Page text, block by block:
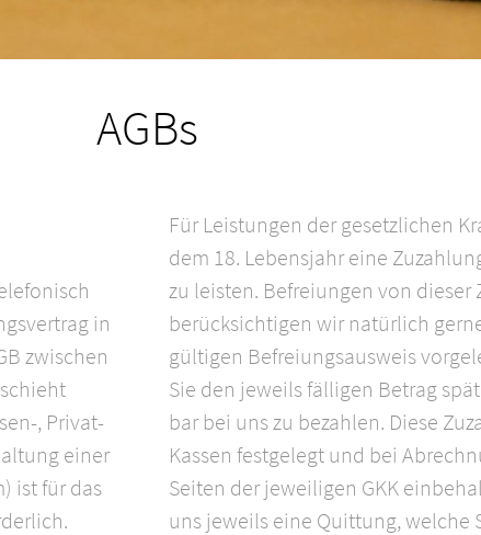
AGBs
in
zwischen
, Privat-
einer
ist für das
Für Leistungen der gesetzlichen
dem 18. Lebensjahr eine
zu leisten. Befreiungen von dieser
berücksichtigen wir natürlich
gültigen Befreiungsausweis
Sie den jeweils fälligen Betrag
bar bei uns zu bezahlen. Diese
Kassen festgelegt und bei
Seiten der jeweiligen GKK
uns jeweils eine Quittung, welche